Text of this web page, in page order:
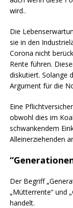
wird..
Die
sie in den
Corona nicht
Rente führen.
diskutiert. Solange
Argument für die
Eine
obwohl dies im
schwankendem
Alleinerziehenden
Der Begriff
„Mütterrente“ und
handelt.